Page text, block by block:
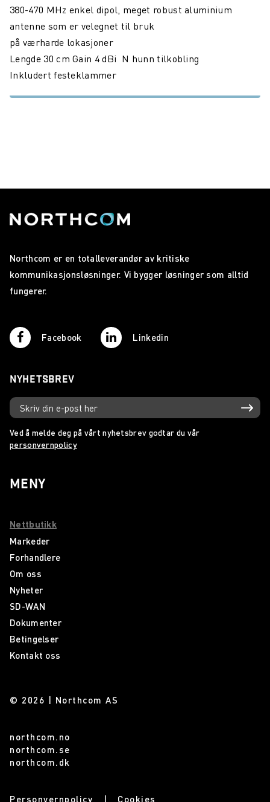
380-470 MHz enkel dipol, meget robust aluminium
antenne som er velegnet til bruk
på værharde lokasjoner
Lengde 30 cm Gain 4 dBi N hunn tilkobling
Inkludert festeklammer
Northcom er en totalleverandør av kritiske
kommunikasjonsløsninger. Vi bygger løsninger som alltid
fungerer.
Facebook Linkedin
NYHETSBREV
Ved å melde deg på vårt nyhetsbrev godtar du vår
personvernpolicy
MENY
Nettbutikk
Markeder
Forhandlere
Om oss
Nyheter
SD-WAN
Dokumenter
Betingelser
Kontakt oss
© 2026 | Northcom AS
northcom.no
northcom.se
northcom.dk
Personvernpolicy Cookies